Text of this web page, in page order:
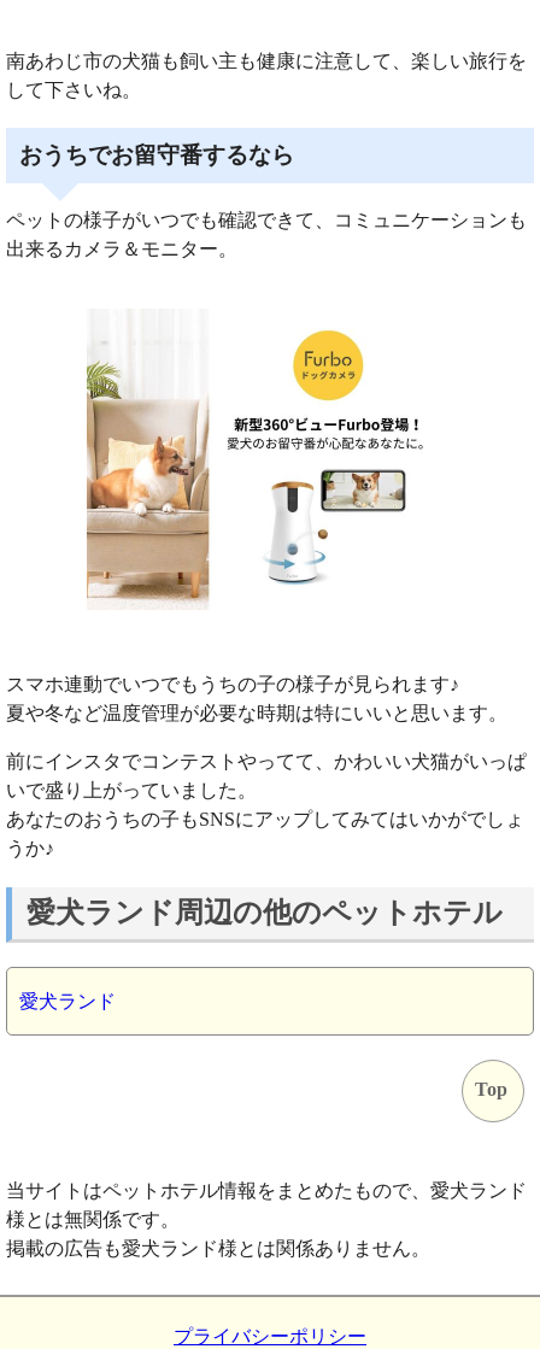
南あわじ市の犬猫も飼い主も健康に注意して、楽しい旅行を
して下さいね。
おうちでお留守番するなら
ペットの様子がいつでも確認できて、コミュニケーションも
出来るカメラ＆モニター。
スマホ連動でいつでもうちの子の様子が見られます♪
夏や冬など温度管理が必要な時期は特にいいと思います。
前にインスタでコンテストやってて、かわいい犬猫がいっぱ
いで盛り上がっていました。
あなたのおうちの子もSNSにアップしてみてはいかがでしょ
うか♪
愛犬ランド周辺の他のペットホテル
愛犬ランド
Top
当サイトはペットホテル情報をまとめたもので、愛犬ランド
様とは無関係です。
掲載の広告も愛犬ランド様とは関係ありません。
プライバシーポリシー